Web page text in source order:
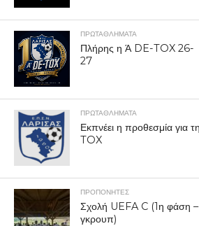
ΠΡΩΤΑΘΛΉΜΑΤΑ
Πλήρης η Ά DE-TOX 26-
27
ΠΡΩΤΑΘΛΉΜΑΤΑ
Εκπνέει η προθεσμία για
TOX
ΠΡΟΠΟΝΗΤΈΣ
Σχολή UEFA C (1η φάση
γκρουπ)